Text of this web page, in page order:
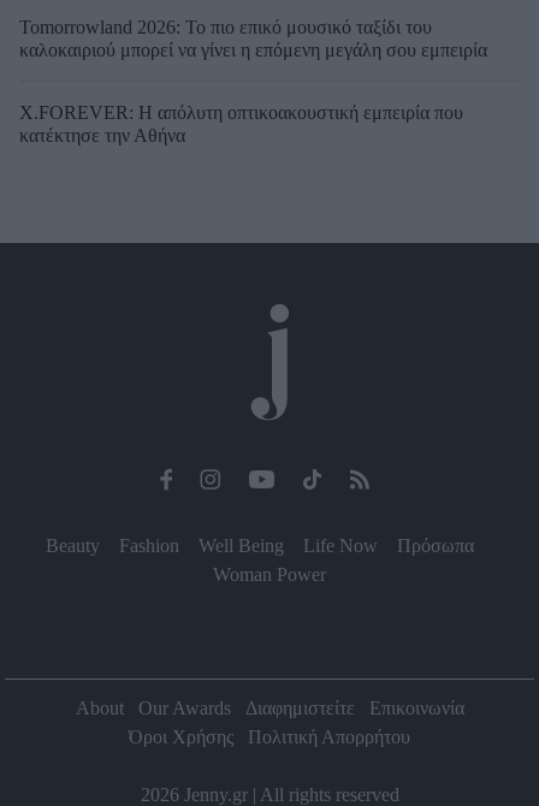
Tomorrowland 2026: Το πιο επικό μουσικό ταξίδι του
καλοκαιριού μπορεί να γίνει η επόμενη μεγάλη σου εμπειρία
X.FOREVER: Η απόλυτη οπτικοακουστική εμπειρία που
κατέκτησε την Αθήνα
Beauty Fashion Well Being Life Now
Πρόσωπα
Woman Power
About Our Awards Διαφημιστείτε
Επικοινωνία
Όροι Χρήσης
Πολιτική Απορρήτου
2026 Jenny.gr | All rights reserved